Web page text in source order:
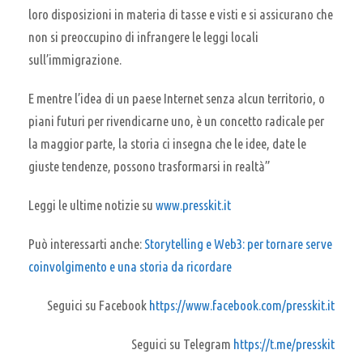
loro disposizioni in materia di tasse e visti e si assicurano che
non si preoccupino di infrangere le leggi locali
sull’immigrazione.
E mentre l’idea di un paese Internet senza alcun territorio, o
piani futuri per rivendicarne uno, è un concetto radicale per
la maggior parte, la storia ci insegna che le idee, date le
giuste tendenze, possono trasformarsi in realtà”
Leggi le ultime notizie su www.presskit.it
Può interessarti anche: Storytelling e Web3: per tornare serve
coinvolgimento e una storia da ricordare
Seguici su Facebook https://www.facebook.com/presskit.it
Seguici su Telegram https://t.me/presskit